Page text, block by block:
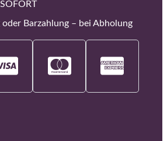
Barzahlung – bei Abholung